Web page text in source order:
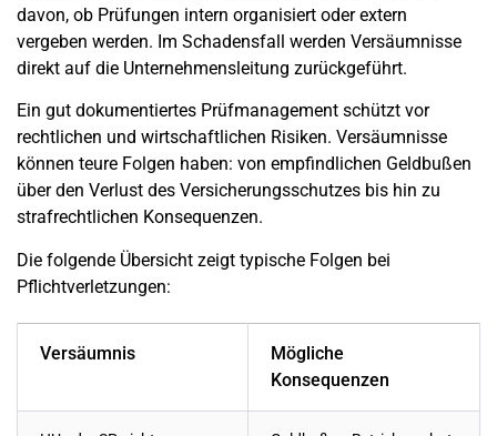
davon, ob Prüfungen intern organisiert oder extern
vergeben werden. Im Schadensfall werden Versäumnisse
direkt auf die Unternehmensleitung zurückgeführt.
Ein gut dokumentiertes Prüfmanagement schützt vor
rechtlichen und wirtschaftlichen Risiken. Versäumnisse
können teure Folgen haben: von empfindlichen Geldbußen
über den Verlust des Versicherungsschutzes bis hin zu
strafrechtlichen Konsequenzen.
Die folgende Übersicht zeigt typische Folgen bei
Pflichtverletzungen:
Versäumnis
Mögliche
Konsequenzen